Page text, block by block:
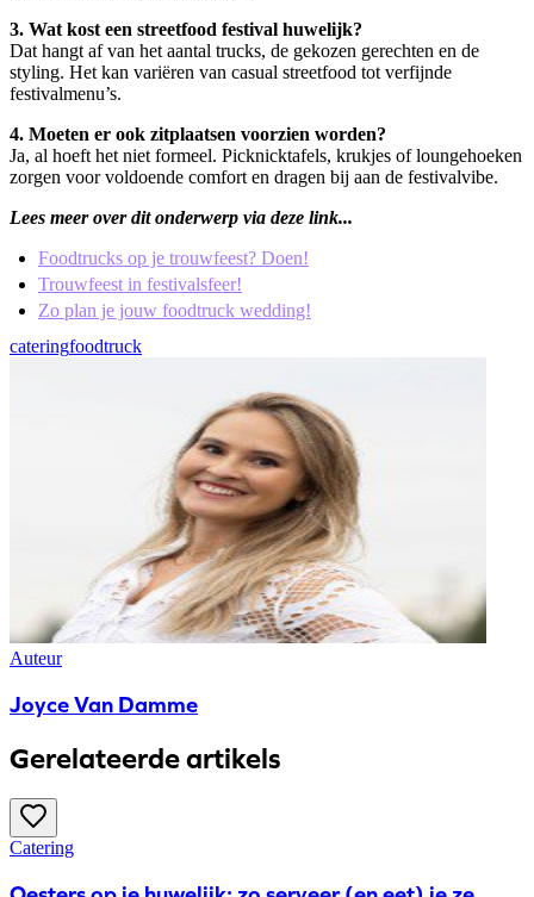
3. Wat kost een streetfood festival huwelijk?
Dat hangt af van het aantal trucks, de gekozen gerechten en de
styling. Het kan variëren van casual streetfood tot verfijnde
festivalmenu’s.
4. Moeten er ook zitplaatsen voorzien worden?
Ja, al hoeft het niet formeel. Picknicktafels, krukjes of loungehoeken
zorgen voor voldoende comfort en dragen bij aan de festivalvibe.
Lees meer over dit onderwerp via deze link...
Foodtrucks op je trouwfeest? Doen!
Trouwfeest in festivalsfeer!
Zo plan je jouw foodtruck wedding!
cateringfoodtruck
Auteur
Joyce Van Damme
Gerelateerde artikels
Catering